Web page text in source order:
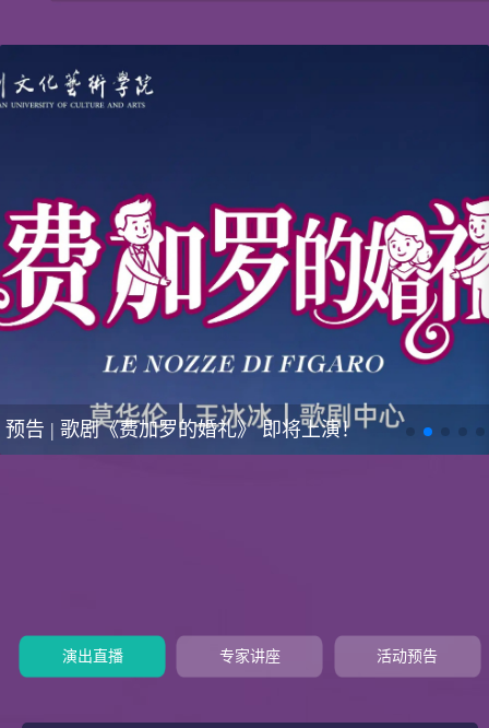
预告 | 歌剧《费加罗的婚礼》 即将上演！
演出直播 专家讲座 活动预告